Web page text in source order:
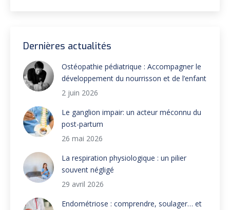
Dernières actualités
Ostéopathie pédiatrique : Accompagner le
développement du nourrisson et de l’enfant
2 juin 2026
Le ganglion impair: un acteur méconnu du
post-partum
26 mai 2026
La respiration physiologique : un pilier
souvent négligé
29 avril 2026
Endométriose : comprendre, soulager… et